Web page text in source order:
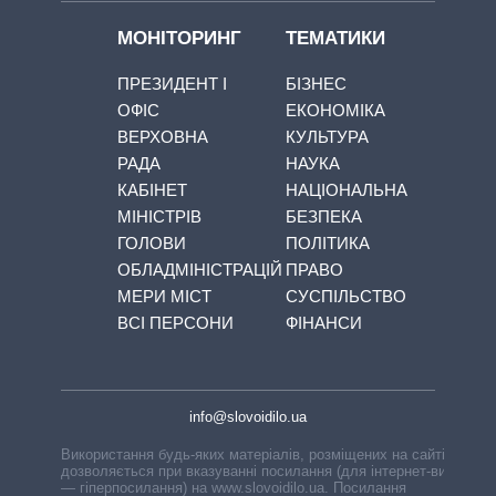
МОНІТОРИНГ
ПРЕЗИДЕНТ І
ОФІС
ВЕРХОВНА
РАДА
КАБІНЕТ
МІНІСТРІВ
ГОЛОВИ
ОБЛАДМІНІСТРАЦІЙ
МЕРИ МІСТ
ВСІ ПЕРСОНИ
ТЕМАТИКИ
БІЗНЕС
ЕКОНОМІКА
КУЛЬТУРА
НАУКА
НАЦІОНАЛЬНА
БЕЗПЕКА
ПОЛІТИКА
ПРАВО
СУСПІЛЬСТВО
ФІНАНСИ
info@slovoidilo.ua
Використання будь-яких матеріалів, розміщених на сайті,
дозволяється при вказуванні посилання (для інтернет-видань
— гіперпосилання) на www.slovoidilo.ua. Посилання